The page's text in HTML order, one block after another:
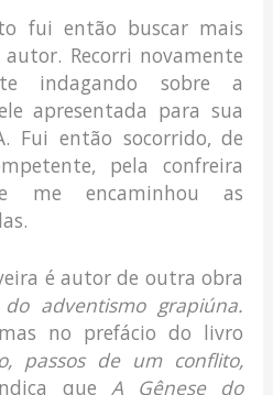
fui então buscar mais
Recorri novamente
indagando sobre a
apresentada para sua
Fui então socorrido, de
pela confreira
me encaminhou as
é autor de outra obra
adventismo grapiúna.
no prefácio do livro
passos de um conflito,
queA Gênese do